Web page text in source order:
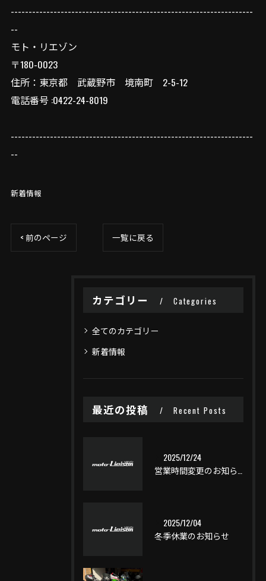
--------------------------------------------------------------------
--
モト・リエゾン
〒180-0023
住所：東京都 武蔵野市 境南町 2-5-12
電話番号 :0422-24-8019
--------------------------------------------------------------------
--
新着情報
< 前のページ 一覧に戻る
カテゴリー Categories
全てのカテゴリー
新着情報
最近の投稿 Recent Posts
2025/12/24
2025/12/04
冬季休業のお知らせ